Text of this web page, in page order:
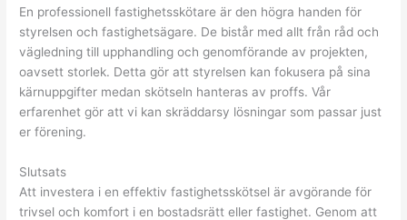
En professionell fastighetsskötare är den högra handen för
styrelsen och fastighetsägare. De bistår med allt från råd och
vägledning till upphandling och genomförande av projekten,
oavsett storlek. Detta gör att styrelsen kan fokusera på sina
kärnuppgifter medan skötseln hanteras av proffs. Vår
erfarenhet gör att vi kan skräddarsy lösningar som passar just
er förening.
Slutsats
Att investera i en effektiv fastighetsskötsel är avgörande för
trivsel och komfort i en bostadsrätt eller fastighet. Genom att